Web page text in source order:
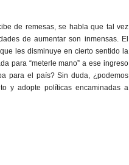
de remesas, se habla que tal vez
de aumentar son inmensas. El
les disminuye en cierto sentido la
para “meterle mano” a ese ingreso
para el país? Sin duda, ¿podemos
y adopte políticas encaminadas a